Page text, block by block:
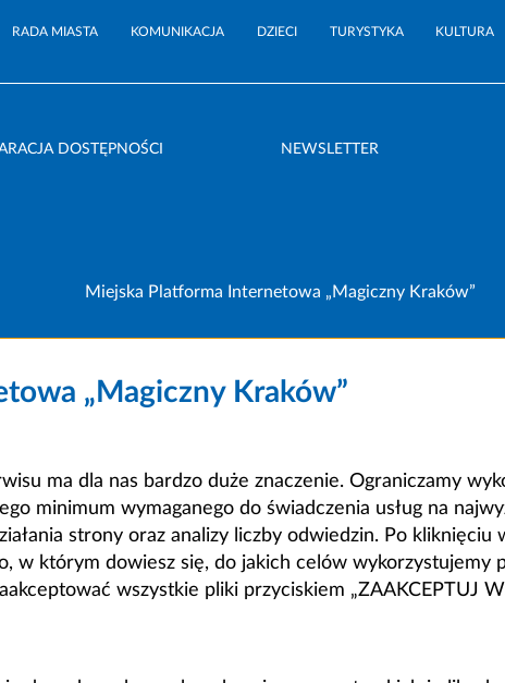
RADA MIASTA KOMUNIKACJA DZIECI TURYSTYKA KULTURA
DOSTĘPNOŚCI NEWSLETTER
Miejska Platforma Internetowa „Magiczny Kraków”
„Magiczny Kraków”
ma dla nas bardzo duże znaczenie. Ograniczamy
minimum wymaganego do świadczenia usług na
strony oraz analizy liczby odwiedzin. Po kliknięciu
w którym dowiesz się, do jakich celów wykorzystujemy
wszystkie pliki przyciskiem „ZAAKCEPTUJ